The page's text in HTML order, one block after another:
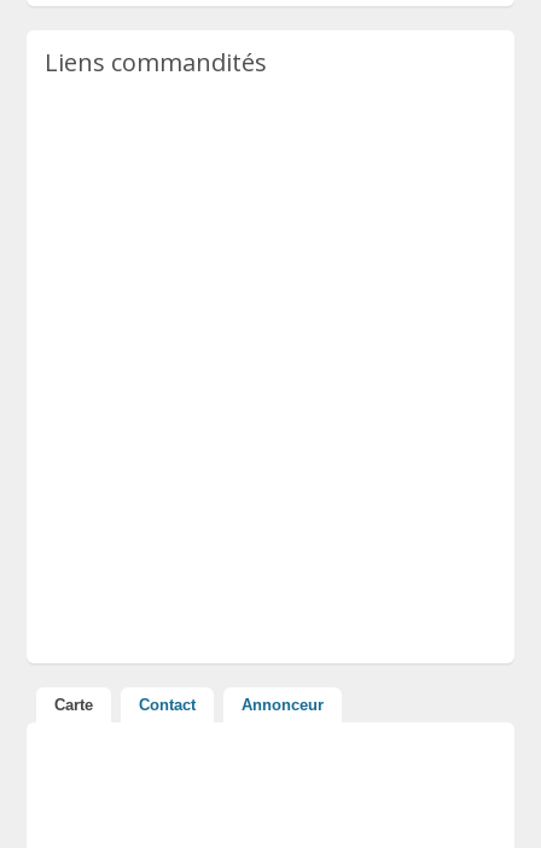
Liens commandités
Carte Contact Annonceur